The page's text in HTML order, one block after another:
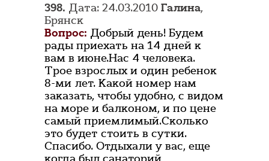
398. Дата: 24.03.2010 Галина,
Брянск
Вопрос: Добрый день! Будем
рады приехать на 14 дней к
вам в июне.Нас 4 человека.
Трое взрослых и один ребенок
8-ми лет. Какой номер нам
заказать, чтобы удобно, с видом
на море и балконом, и по цене
самый приемлимый.Сколько
это будет стоить в сутки.
Спасибо. Отдыхали у вас, еще